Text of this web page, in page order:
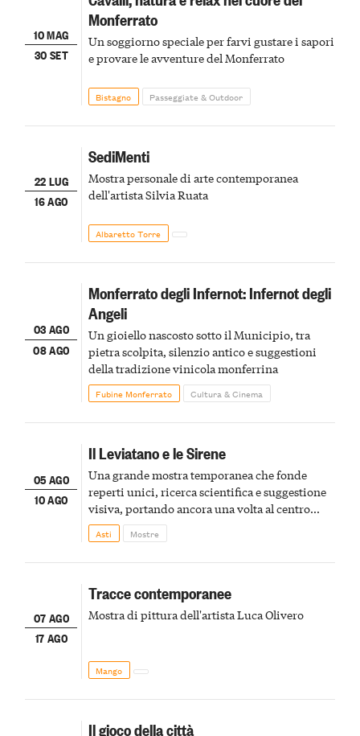
10 MAG
30 SET
Monferrato
Un soggiorno speciale per farvi gustare i sapori
e provare le avventure del Monferrato
Bistagno Passeggiate & Outdoor
22 LUG
16 AGO
SediMenti
Mostra personale di arte contemporanea
dell'artista Silvia Ruata
Albaretto Torre
03 AGO
08 AGO
Monferrato degli Infernot: Infernot degli
Angeli
Un gioiello nascosto sotto il Municipio, tra
pietra scolpita, silenzio antico e suggestioni
della tradizione vinicola monferrina
Fubine Monferrato Cultura & Cinema
05 AGO
10 AGO
Il Leviatano e le Sirene
Una grande mostra temporanea che fonde
reperti unici, ricerca scientifica e suggestione
visiva, portando ancora una volta al centro
della scena le meraviglie del passato astigiano
Asti Mostre
07 AGO
17 AGO
Tracce contemporanee
Mostra di pittura dell'artista Luca Olivero
Mango
Il gioco della città